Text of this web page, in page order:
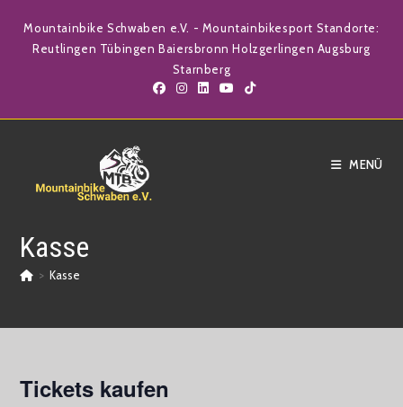
Inhalt
springen
Mountainbike Schwaben e.V. - Mountainbikesport Standorte:
Reutlingen Tübingen Baiersbronn Holzgerlingen Augsburg
Starnberg
MENÜ
Kasse
> Kasse
Tickets kaufen